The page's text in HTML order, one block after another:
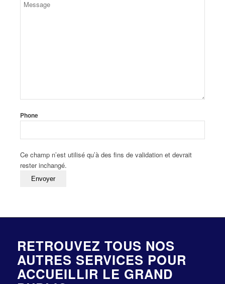
Phone
Ce champ n’est utilisé qu’à des fins de validation et devrait
rester inchangé.
RETROUVEZ TOUS NOS
AUTRES SERVICES POUR
ACCUEILLIR LE GRAND